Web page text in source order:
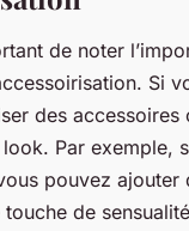
de noter
Si
des accessoires
Par exemple,
pouvez ajouter
touche de sensualité